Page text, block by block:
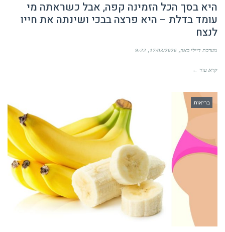
היא בסך הכל הזמינה קפה, אבל כשראתה מי
עומד בדלת – היא פרצה בבכי ושינתה את חייו
לנצח
מערכת דיילי באזז 17/03/2026
9:22
קרא עוד ←
בריאות